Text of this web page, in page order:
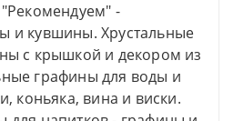
-
и кувшины. Хрустальные
с крышкой и декором из
графины для воды и
коньяка, вина и виски.